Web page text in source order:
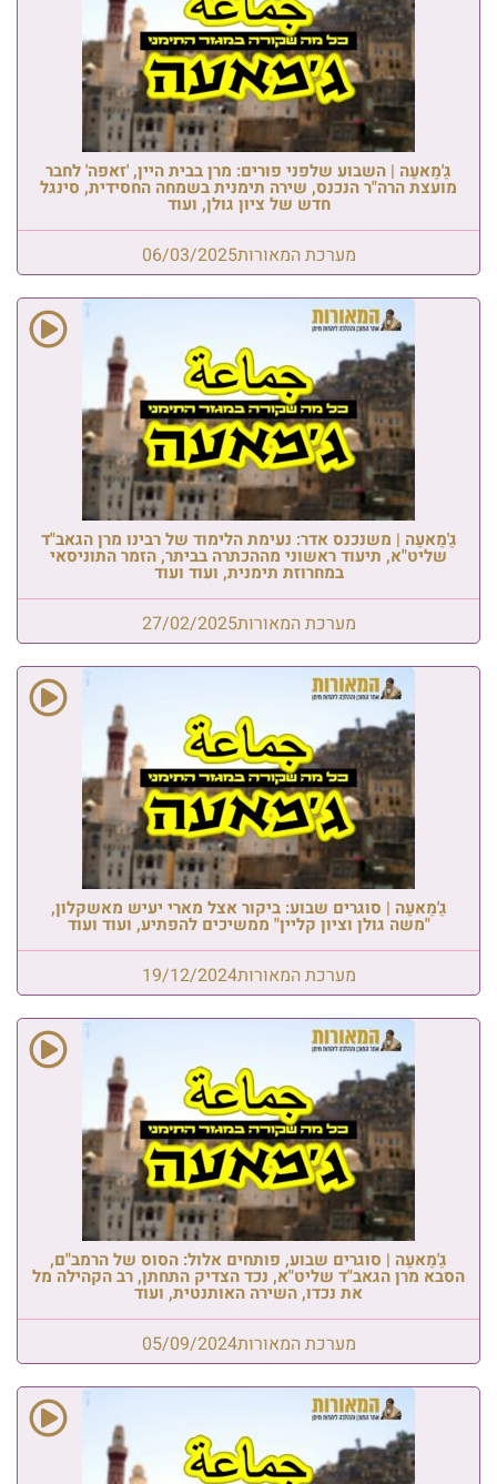
גַ'מַאעַה | השבוע שלפני פורים: מרן בבית היין, 'זאפה' לחבר
מועצת הרה"ר הנכנס, שירה תימנית בשמחה החסידית, סינגל
חדש של ציון גולן, ועוד
מערכת המאורות06/03/2025
גַ'מַאעַה | משנכנס אדר: נעימת הלימוד של רבינו מרן הגאב"ד
שליט"א, תיעוד ראשוני מההכתרה בביתר, הזמר התוניסאי
במחרוזת תימנית, ועוד ועוד
מערכת המאורות27/02/2025
גַ'מַאעַה | סוגרים שבוע: ביקור אצל מארי יעיש מאשקלון,
"משה גולן וציון קליין" ממשיכים להפתיע, ועוד ועוד
מערכת המאורות19/12/2024
גַ'מַאעַה | סוגרים שבוע, פותחים אלול: הסוס של הרמב"ם,
הסבא מרן הגאב"ד שליט"א, נכד הצדיק התחתן, רב הקהילה מל
את נכדו, השירה האותנטית, ועוד
מערכת המאורות05/09/2024